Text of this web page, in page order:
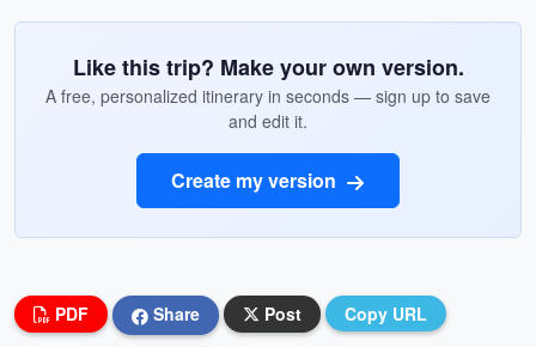
Like this trip? Make your own version.
A free, personalized itinerary in seconds — sign up to save
and edit it.
Create my version
PDF Share Post Copy URL